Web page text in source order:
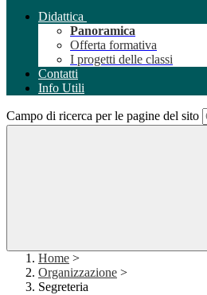
Didattica
Panoramica
Offerta formativa
I progetti delle classi
Contatti
Info Utili
Campo di ricerca per le pagine del sito
Home >
Organizzazione >
Segreteria